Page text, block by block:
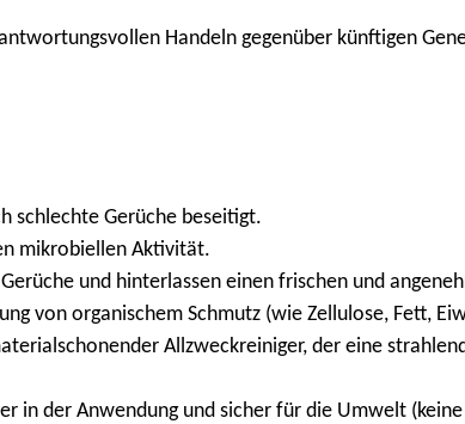
Handeln gegenüber künftigen
schlechte Gerüche beseitigt.
mikrobiellen Aktivität.
und hinterlassen einen frischen und
von organischem Schmutz (wie Zellulose, Fett,
Allzweckreiniger, der eine
in der Anwendung und sicher für die Umwelt